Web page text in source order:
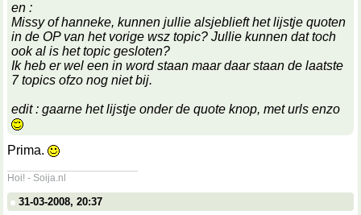
en :
Missy of hanneke, kunnen jullie alsjeblieft het lijstje quoten
in de OP van het vorige wsz topic? Jullie kunnen dat toch
ook al is het topic gesloten?
Ik heb er wel een in word staan maar daar staan de laatste
7 topics ofzo nog niet bij.
edit : gaarne het lijstje onder de quote knop, met urls enzo
Prima.
Hoi! - Soija.nl
31-03-2008, 20:37